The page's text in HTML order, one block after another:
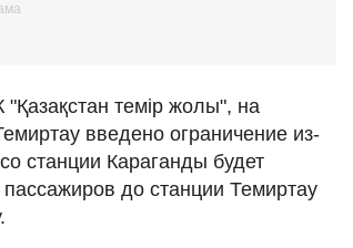
темір жолы", на
введено ограничение из-
станции Караганды будет
до станции Темиртау